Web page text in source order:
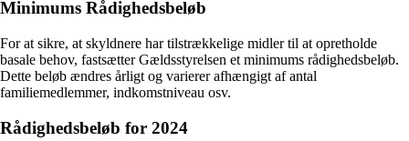
Minimums Rådighedsbeløb
For at sikre, at skyldnere har tilstrækkelige midler til at opretholde
basale behov, fastsætter Gældsstyrelsen et minimums rådighedsbeløb.
Dette beløb ændres årligt og varierer afhængigt af antal
familiemedlemmer, indkomstniveau osv.
Rådighedsbeløb for 2024